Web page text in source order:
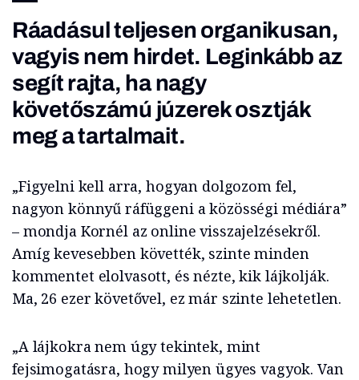
Ráadásul teljesen organikusan,
vagyis nem hirdet. Leginkább az
segít rajta, ha nagy
követőszámú júzerek osztják
meg a tartalmait.
„Figyelni kell arra, hogyan dolgozom fel,
nagyon könnyű ráfüggeni a közösségi médiára”
– mondja Kornél az online visszajelzésekről.
Amíg kevesebben követték, szinte minden
kommentet elolvasott, és nézte, kik lájkolják.
Ma, 26 ezer követővel, ez már szinte lehetetlen.
„A lájkokra nem úgy tekintek, mint
fejsimogatásra, hogy milyen ügyes vagyok. Van